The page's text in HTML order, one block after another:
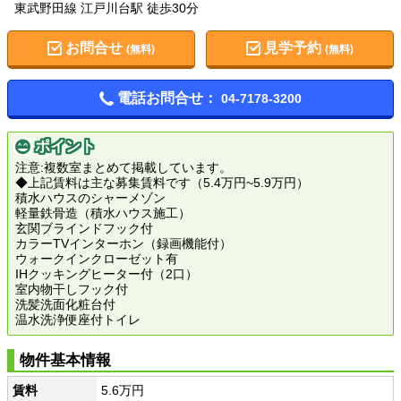
東武野田線 江戸川台駅 徒歩30分
お問合せ (無料) 見学予約(無料)
電話お問合せ： 04-7178-3200
ポイント
注意:複数室まとめて掲載しています。
◆上記賃料は主な募集賃料です（5.4万円~5.9万円）
積水ハウスのシャーメゾン
軽量鉄骨造（積水ハウス施工）
玄関ブラインドフック付
カラーTVインターホン（録画機能付）
ウォークインクローゼット有
IHクッキングヒーター付（2口）
室内物干しフック付
洗髪洗面化粧台付
温水洗浄便座付トイレ
物件基本情報
賃料
5.6万円